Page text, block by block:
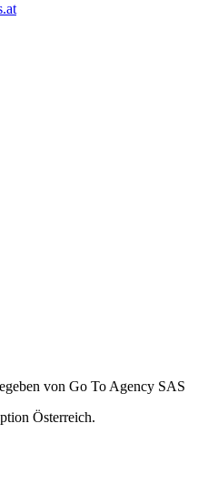
von Go To Agency SAS
Österreich.